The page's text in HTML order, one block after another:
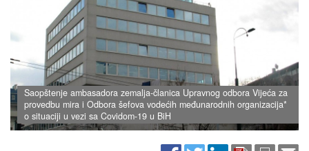
Saopštenje ambasadora zemalja-članica Upravnog odbora Vijeća za
provedbu mira i Odbora šefova vodećih međunarodnih organizacija*
o situaciji u vezi sa Covidom-19 u BiH